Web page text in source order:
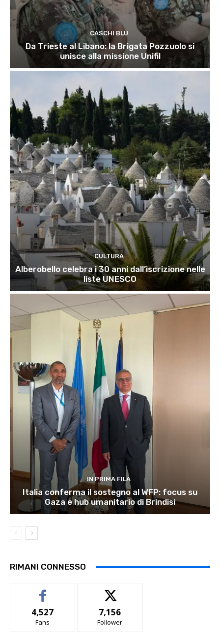
CASCHI BLU
Da Trieste al Libano: la Brigata Pozzuolo si
unisce alla missione Unifil
CULTURA
Alberobello celebra i 30 anni dall’iscrizione nelle
liste UNESCO
IN PRIMA FILA
Italia conferma il sostegno al WFP: focus su
Gaza e hub umanitario di Brindisi
RIMANI CONNESSO
4,527
Fans
7,156
Follower